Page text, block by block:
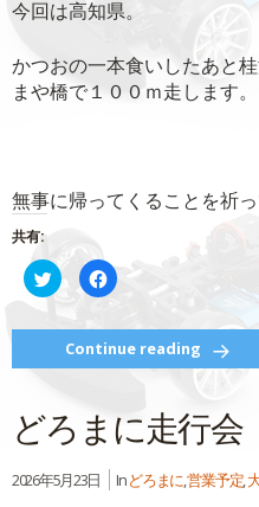
今回は高知県。
かつおの一本食いしたあと
まや橋で１００ｍ走します。
無事に帰ってくることを祈
共有:
ク
リ
し
て
Twitter
で
(新
し
い
ィ
ン
Facebook
で
共
す
る
に
は
ッ
ク
し
く
だ
Continue reading
どろまに走行会
2026年5月23日 Inどろまに,営業予定,